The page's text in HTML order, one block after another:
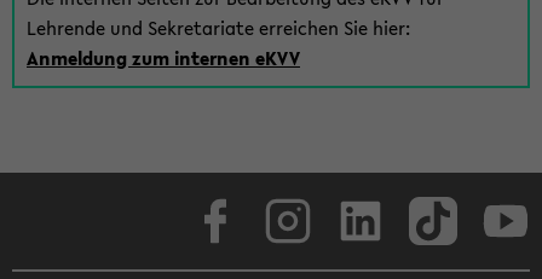
Lehrende und Sekretariate erreichen Sie hier:
Anmeldung zum internen eKVV